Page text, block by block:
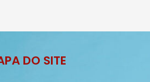
DO SITE